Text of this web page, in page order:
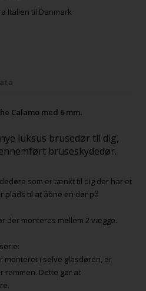
Italien til Danmark
Calamo med 6 mm.
luksus brusedør til dig,
bruseskydedør.
som er tænkt til dig der har et
til at åbne en dør på
der monteres mellem 2 vægge.
monteret i selve glasdøren, er
rammen. Dette gør at